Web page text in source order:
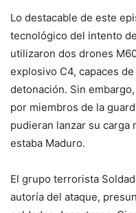
Lo destacable de este
tecnológico del intento
utilizaron dos drones
explosivo C4, capaces
detonación. Sin
por miembros de la
pudieran lanzar su carga
estaba Maduro.
El grupo terrorista
autoría del ataque,